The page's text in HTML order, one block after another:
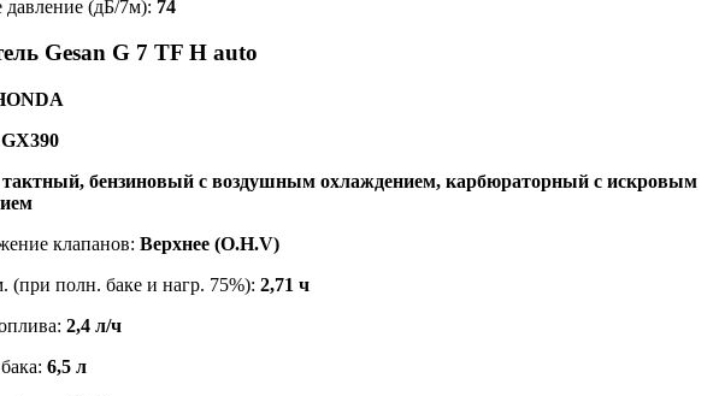
давление (дБ/7м): 74
Gesan G 7 TF H auto
GX390
тактный, бензиновый с воздушным охлаждением, карбюраторный с искровым
клапанов: Верхнее (O.H.V)
(при полн. баке и нагр. 75%): 2,71 ч
2,4 л/ч
6,5 л